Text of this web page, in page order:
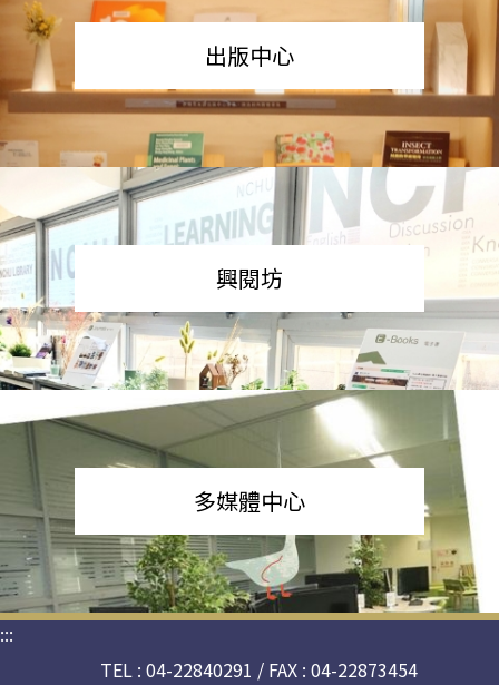
出版中心
興閱坊
多媒體中心
:::
TEL : 04-22840291 / FAX : 04-22873454